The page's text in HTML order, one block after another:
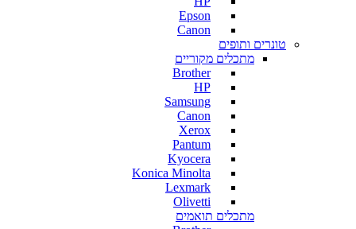
Epson
Canon
טונרים ותופים
מתכלים מקוריים
Brother
HP
Samsung
Canon
Xerox
Pantum
Kyocera
Konica Minolta
Lexmark
Olivetti
מתכלים תואמים